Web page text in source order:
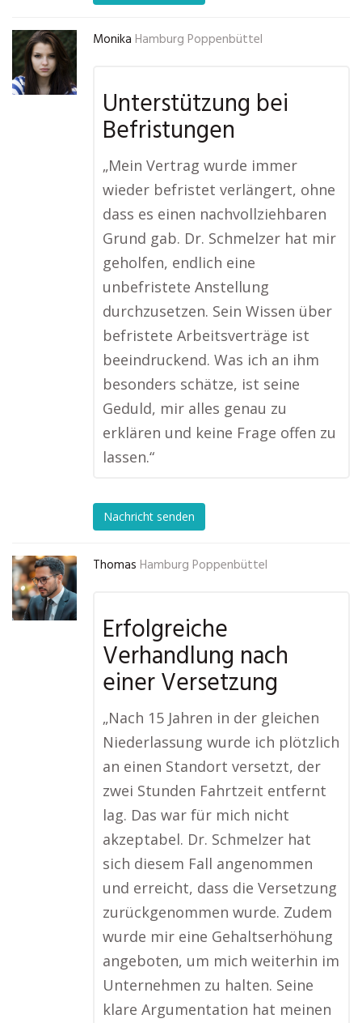
Monika Hamburg Poppenbüttel
Unterstützung bei
Befristungen
„Mein Vertrag wurde immer
wieder befristet verlängert, ohne
dass es einen nachvollziehbaren
Grund gab. Dr. Schmelzer hat mir
geholfen, endlich eine
unbefristete Anstellung
durchzusetzen. Sein Wissen über
befristete Arbeitsverträge ist
beeindruckend. Was ich an ihm
besonders schätze, ist seine
Geduld, mir alles genau zu
erklären und keine Frage offen zu
lassen.“
Nachricht senden
Thomas Hamburg Poppenbüttel
Erfolgreiche
Verhandlung nach
einer Versetzung
„Nach 15 Jahren in der gleichen
Niederlassung wurde ich plötzlich
an einen Standort versetzt, der
zwei Stunden Fahrtzeit entfernt
lag. Das war für mich nicht
akzeptabel. Dr. Schmelzer hat
sich diesem Fall angenommen
und erreicht, dass die Versetzung
zurückgenommen wurde. Zudem
wurde mir eine Gehaltserhöhung
angeboten, um mich weiterhin im
Unternehmen zu halten. Seine
klare Argumentation hat meinen